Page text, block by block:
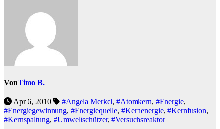
VonTimo B.
Apr 6, 2010 #Angela Merkel, #Atomkern, #Energie,
#Energiegewinnung, #Energiequelle, #Kernenergie, #Kernfusion,
#Kernspaltung, #Umweltschützer, #Versuchsreaktor